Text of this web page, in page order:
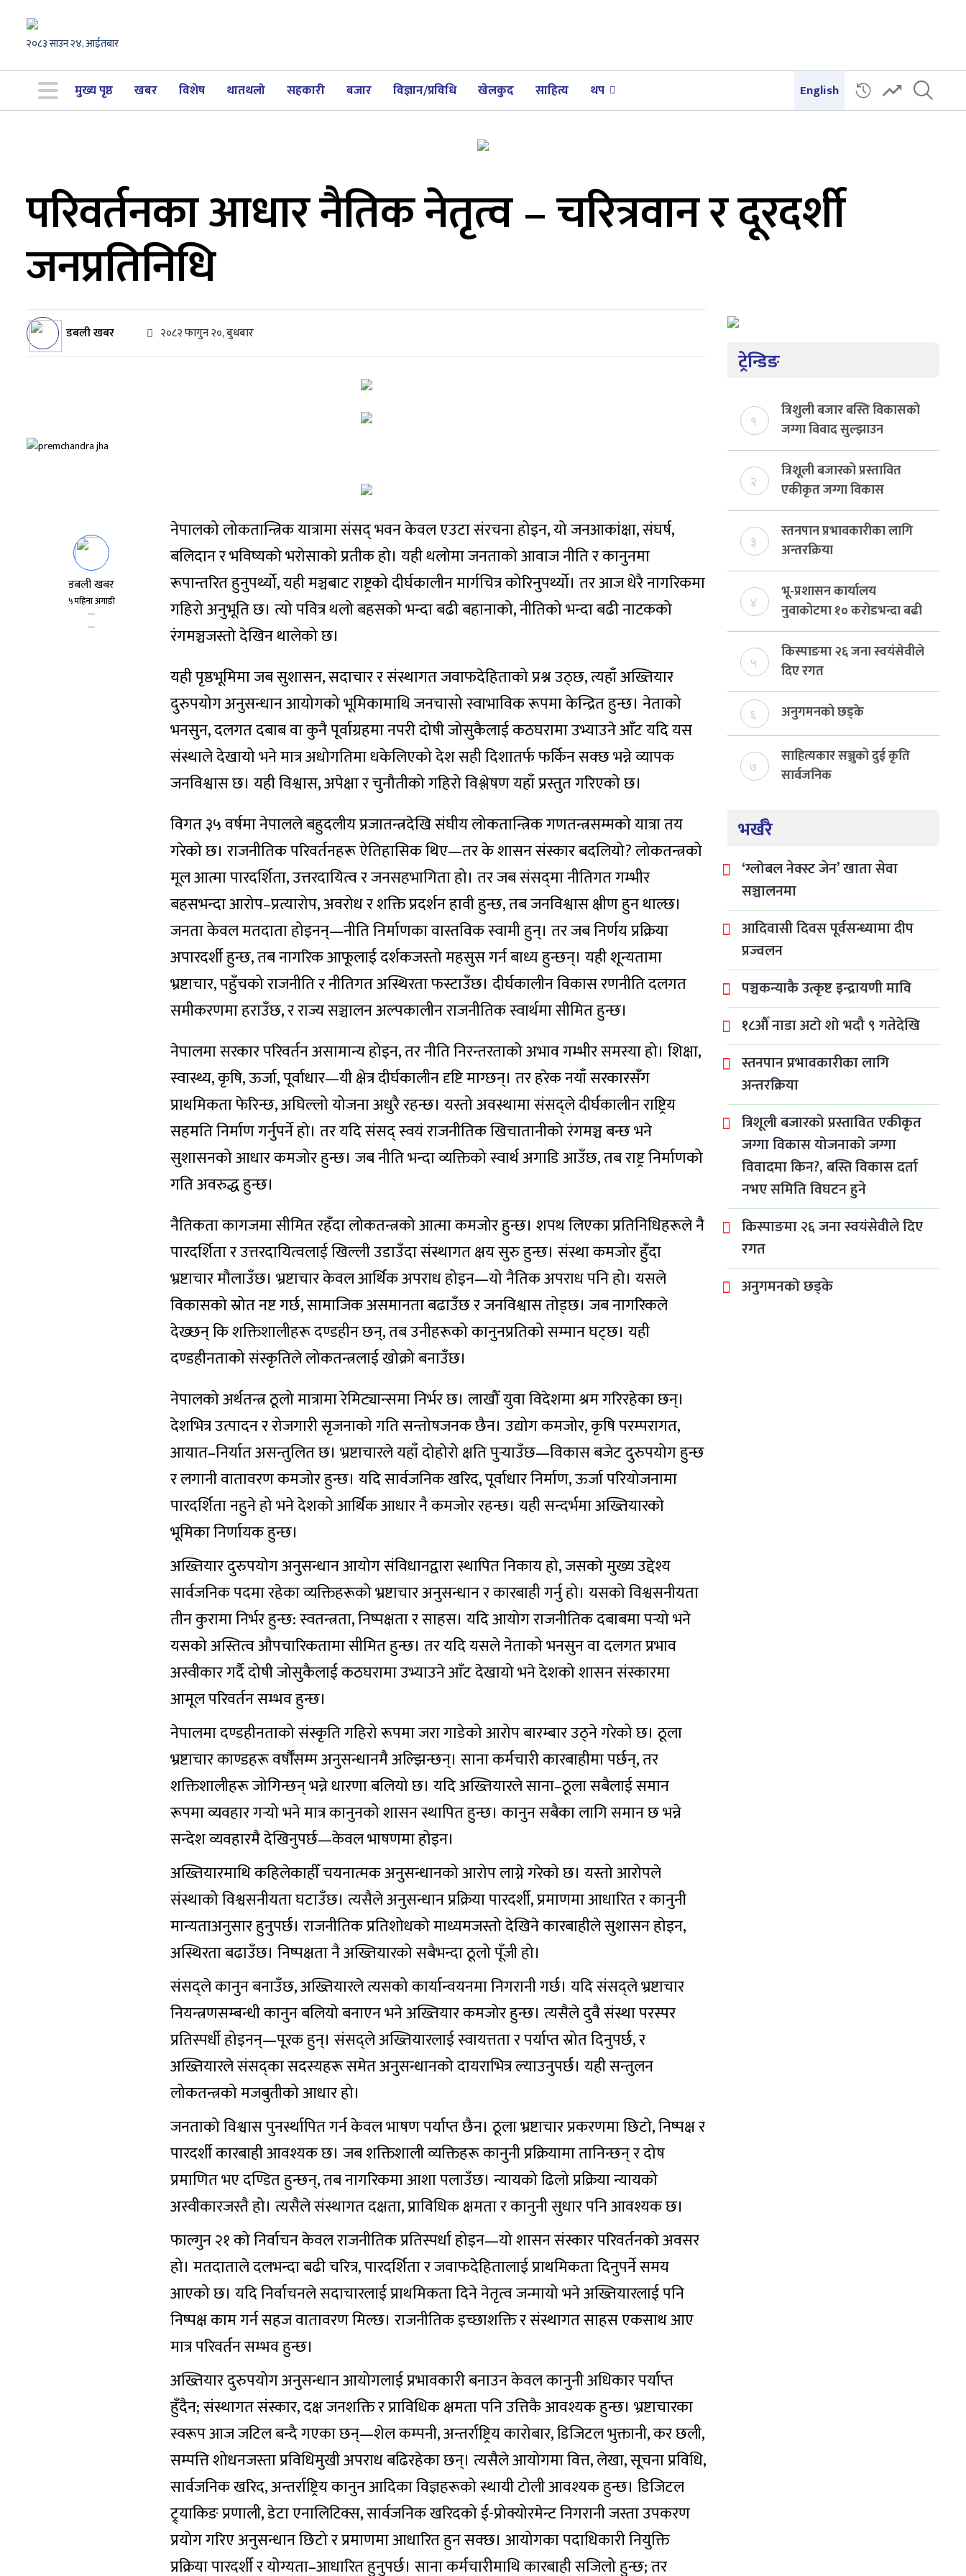
२०८३ साउन २४, आईतबार
मुख्य पृष्ठ खबर विशेष थातथलो सहकारी बजार विज्ञान/प्रविधि खेलकुद साहित्य थप English
परिवर्तनका आधार नैतिक नेतृत्व – चरित्रवान र दूरदर्शी
जनप्रतिनिधि
डबली खबर २०८२ फागुन २०, बुधबार
डबली खबर
५ महिना अगाडी
नेपालको लोकतान्त्रिक यात्रामा संसद् भवन केवल एउटा संरचना होइन, यो जनआकांक्षा, संघर्ष,
बलिदान र भविष्यको भरोसाको प्रतीक हो। यही थलोमा जनताको आवाज नीति र कानुनमा
रूपान्तरित हुनुपर्थ्यो, यही मञ्चबाट राष्ट्रको दीर्घकालीन मार्गचित्र कोरिनुपर्थ्यो। तर आज धेरै नागरिकमा
गहिरो अनुभूति छ। त्यो पवित्र थलो बहसको भन्दा बढी बहानाको, नीतिको भन्दा बढी नाटकको
रंगमञ्चजस्तो देखिन थालेको छ।
यही पृष्ठभूमिमा जब सुशासन, सदाचार र संस्थागत जवाफदेहिताको प्रश्न उठ्छ, त्यहाँ अख्तियार
दुरुपयोग अनुसन्धान आयोगको भूमिकामाथि जनचासो स्वाभाविक रूपमा केन्द्रित हुन्छ। नेताको
भनसुन, दलगत दबाब वा कुनै पूर्वाग्रहमा नपरी दोषी जोसुकैलाई कठघरामा उभ्याउने आँट यदि यस
संस्थाले देखायो भने मात्र अधोगतिमा धकेलिएको देश सही दिशातर्फ फर्किन सक्छ भन्ने व्यापक
जनविश्वास छ। यही विश्वास, अपेक्षा र चुनौतीको गहिरो विश्लेषण यहाँ प्रस्तुत गरिएको छ।
विगत ३५ वर्षमा नेपालले बहुदलीय प्रजातन्त्रदेखि संघीय लोकतान्त्रिक गणतन्त्रसम्मको यात्रा तय
गरेको छ। राजनीतिक परिवर्तनहरू ऐतिहासिक थिए—तर के शासन संस्कार बदलियो? लोकतन्त्रको
मूल आत्मा पारदर्शिता, उत्तरदायित्व र जनसहभागिता हो। तर जब संसद्‌मा नीतिगत गम्भीर
बहसभन्दा आरोप–प्रत्यारोप, अवरोध र शक्ति प्रदर्शन हावी हुन्छ, तब जनविश्वास क्षीण हुन थाल्छ।
जनता केवल मतदाता होइनन्—नीति निर्माणका वास्तविक स्वामी हुन्। तर जब निर्णय प्रक्रिया
अपारदर्शी हुन्छ, तब नागरिक आफूलाई दर्शकजस्तो महसुस गर्न बाध्य हुन्छन्। यही शून्यतामा
भ्रष्टाचार, पहुँचको राजनीति र नीतिगत अस्थिरता फस्टाउँछ। दीर्घकालीन विकास रणनीति दलगत
समीकरणमा हराउँछ, र राज्य सञ्चालन अल्पकालीन राजनीतिक स्वार्थमा सीमित हुन्छ।
नेपालमा सरकार परिवर्तन असामान्य होइन, तर नीति निरन्तरताको अभाव गम्भीर समस्या हो। शिक्षा,
स्वास्थ्य, कृषि, ऊर्जा, पूर्वाधार—यी क्षेत्र दीर्घकालीन दृष्टि माग्छन्। तर हरेक नयाँ सरकारसँग
प्राथमिकता फेरिन्छ, अघिल्लो योजना अधुरै रहन्छ। यस्तो अवस्थामा संसद्‌ले दीर्घकालीन राष्ट्रिय
सहमति निर्माण गर्नुपर्ने हो। तर यदि संसद्‌ स्वयं राजनीतिक खिचातानीको रंगमञ्च बन्छ भने
सुशासनको आधार कमजोर हुन्छ। जब नीति भन्दा व्यक्तिको स्वार्थ अगाडि आउँछ, तब राष्ट्र निर्माणको
गति अवरुद्ध हुन्छ।
नैतिकता कागजमा सीमित रहँदा लोकतन्त्रको आत्मा कमजोर हुन्छ। शपथ लिएका प्रतिनिधिहरूले नै
पारदर्शिता र उत्तरदायित्वलाई खिल्ली उडाउँदा संस्थागत क्षय सुरु हुन्छ। संस्था कमजोर हुँदा
भ्रष्टाचार मौलाउँछ। भ्रष्टाचार केवल आर्थिक अपराध होइन—यो नैतिक अपराध पनि हो। यसले
विकासको स्रोत नष्ट गर्छ, सामाजिक असमानता बढाउँछ र जनविश्वास तोड्छ। जब नागरिकले
देख्छन् कि शक्तिशालीहरू दण्डहीन छन्, तब उनीहरूको कानुनप्रतिको सम्मान घट्छ। यही
दण्डहीनताको संस्कृतिले लोकतन्त्रलाई खोक्रो बनाउँछ।
नेपालको अर्थतन्त्र ठूलो मात्रामा रेमिट्यान्समा निर्भर छ। लाखौँ युवा विदेशमा श्रम गरिरहेका छन्।
देशभित्र उत्पादन र रोजगारी सृजनाको गति सन्तोषजनक छैन। उद्योग कमजोर, कृषि परम्परागत,
आयात–निर्यात असन्तुलित छ। भ्रष्टाचारले यहाँ दोहोरो क्षति पुर्‍याउँछ—विकास बजेट दुरुपयोग हुन्छ
र लगानी वातावरण कमजोर हुन्छ। यदि सार्वजनिक खरिद, पूर्वाधार निर्माण, ऊर्जा परियोजनामा
पारदर्शिता नहुने हो भने देशको आर्थिक आधार नै कमजोर रहन्छ। यही सन्दर्भमा अख्तियारको
भूमिका निर्णायक हुन्छ।
अख्तियार दुरुपयोग अनुसन्धान आयोग संविधानद्वारा स्थापित निकाय हो, जसको मुख्य उद्देश्य
सार्वजनिक पदमा रहेका व्यक्तिहरूको भ्रष्टाचार अनुसन्धान र कारबाही गर्नु हो। यसको विश्वसनीयता
तीन कुरामा निर्भर हुन्छ: स्वतन्त्रता, निष्पक्षता र साहस। यदि आयोग राजनीतिक दबाबमा पर्‍यो भने
यसको अस्तित्व औपचारिकतामा सीमित हुन्छ। तर यदि यसले नेताको भनसुन वा दलगत प्रभाव
अस्वीकार गर्दै दोषी जोसुकैलाई कठघरामा उभ्याउने आँट देखायो भने देशको शासन संस्कारमा
आमूल परिवर्तन सम्भव हुन्छ।
नेपालमा दण्डहीनताको संस्कृति गहिरो रूपमा जरा गाडेको आरोप बारम्बार उठ्ने गरेको छ। ठूला
भ्रष्टाचार काण्डहरू वर्षौँसम्म अनुसन्धानमै अल्झिन्छन्। साना कर्मचारी कारबाहीमा पर्छन्, तर
शक्तिशालीहरू जोगिन्छन् भन्ने धारणा बलियो छ। यदि अख्तियारले साना–ठूला सबैलाई समान
रूपमा व्यवहार गर्‍यो भने मात्र कानुनको शासन स्थापित हुन्छ। कानुन सबैका लागि समान छ भन्ने
सन्देश व्यवहारमै देखिनुपर्छ—केवल भाषणमा होइन।
अख्तियारमाथि कहिलेकाहीँ चयनात्मक अनुसन्धानको आरोप लाग्ने गरेको छ। यस्तो आरोपले
संस्थाको विश्वसनीयता घटाउँछ। त्यसैले अनुसन्धान प्रक्रिया पारदर्शी, प्रमाणमा आधारित र कानुनी
मान्यताअनुसार हुनुपर्छ। राजनीतिक प्रतिशोधको माध्यमजस्तो देखिने कारबाहीले सुशासन होइन,
अस्थिरता बढाउँछ। निष्पक्षता नै अख्तियारको सबैभन्दा ठूलो पूँजी हो।
संसद्‌ले कानुन बनाउँछ, अख्तियारले त्यसको कार्यान्वयनमा निगरानी गर्छ। यदि संसद्‌ले भ्रष्टाचार
नियन्त्रणसम्बन्धी कानुन बलियो बनाएन भने अख्तियार कमजोर हुन्छ। त्यसैले दुवै संस्था परस्पर
प्रतिस्पर्धी होइनन्—पूरक हुन्। संसद्‌ले अख्तियारलाई स्वायत्तता र पर्याप्त स्रोत दिनुपर्छ, र
अख्तियारले संसद्‌का सदस्यहरू समेत अनुसन्धानको दायराभित्र ल्याउनुपर्छ। यही सन्तुलन
लोकतन्त्रको मजबुतीको आधार हो।
जनताको विश्वास पुनर्स्थापित गर्न केवल भाषण पर्याप्त छैन। ठूला भ्रष्टाचार प्रकरणमा छिटो, निष्पक्ष र
पारदर्शी कारबाही आवश्यक छ। जब शक्तिशाली व्यक्तिहरू कानुनी प्रक्रियामा तानिन्छन् र दोष
प्रमाणित भए दण्डित हुन्छन्, तब नागरिकमा आशा पलाउँछ। न्यायको ढिलो प्रक्रिया न्यायको
अस्वीकारजस्तै हो। त्यसैले संस्थागत दक्षता, प्राविधिक क्षमता र कानुनी सुधार पनि आवश्यक छ।
फाल्गुन २१ को निर्वाचन केवल राजनीतिक प्रतिस्पर्धा होइन—यो शासन संस्कार परिवर्तनको अवसर
हो। मतदाताले दलभन्दा बढी चरित्र, पारदर्शिता र जवाफदेहितालाई प्राथमिकता दिनुपर्ने समय
आएको छ। यदि निर्वाचनले सदाचारलाई प्राथमिकता दिने नेतृत्व जन्मायो भने अख्तियारलाई पनि
निष्पक्ष काम गर्न सहज वातावरण मिल्छ। राजनीतिक इच्छाशक्ति र संस्थागत साहस एकसाथ आए
मात्र परिवर्तन सम्भव हुन्छ।
अख्तियार दुरुपयोग अनुसन्धान आयोगलाई प्रभावकारी बनाउन केवल कानुनी अधिकार पर्याप्त
हुँदैन; संस्थागत संस्कार, दक्ष जनशक्ति र प्राविधिक क्षमता पनि उत्तिकै आवश्यक हुन्छ। भ्रष्टाचारका
स्वरूप आज जटिल बन्दै गएका छन्—शेल कम्पनी, अन्तर्राष्ट्रिय कारोबार, डिजिटल भुक्तानी, कर छली,
सम्पत्ति शोधनजस्ता प्रविधिमुखी अपराध बढिरहेका छन्। त्यसैले आयोगमा वित्त, लेखा, सूचना प्रविधि,
सार्वजनिक खरिद, अन्तर्राष्ट्रिय कानुन आदिका विज्ञहरूको स्थायी टोली आवश्यक हुन्छ। डिजिटल
ट्र्याकिङ प्रणाली, डेटा एनालिटिक्स, सार्वजनिक खरिदको ई-प्रोक्योरमेन्ट निगरानी जस्ता उपकरण
प्रयोग गरिए अनुसन्धान छिटो र प्रमाणमा आधारित हुन सक्छ। आयोगका पदाधिकारी नियुक्ति
प्रक्रिया पारदर्शी र योग्यता–आधारित हुनुपर्छ। साना कर्मचारीमाथि कारबाही सजिलो हुन्छ; तर
ट्रेन्डिङ
१
त्रिशुली बजार बस्ति विकासको
जग्गा विवाद सुल्झाउन
संयोजक तोकियो
२
त्रिशूली बजारको प्रस्तावित
एकीकृत जग्गा विकास
योजनाको जग्गा विवादमा
किन?, बस्ति विकास दर्ता नभए
समिति विघटन हुने
३
स्तनपान प्रभावकारीका लागि
अन्तरक्रिया
४
भू-प्रशासन कार्यालय
नुवाकोटमा १० करोडभन्दा बढी
राजस्व संकलन, ७४ प्रतिशत
बेरुजु फर्छयौट
५
किस्पाङमा २६ जना स्वयंसेवीले
दिए रगत
६ अनुगमनको छड्के
७
साहित्यकार सञ्जुको दुई कृति
सार्वजनिक
भर्खरै
‘ग्लोबल नेक्स्ट जेन’ खाता सेवा
सञ्चालनमा
आदिवासी दिवस पूर्वसन्ध्यामा दीप
प्रज्वलन
पञ्चकन्याकै उत्कृष्ट इन्द्रायणी मावि
१८औँ नाडा अटो शो भदौ ९ गतेदेखि
स्तनपान प्रभावकारीका लागि
अन्तरक्रिया
त्रिशूली बजारको प्रस्तावित एकीकृत
जग्गा विकास योजनाको जग्गा
विवादमा किन?, बस्ति विकास दर्ता
नभए समिति विघटन हुने
किस्पाङमा २६ जना स्वयंसेवीले दिए
रगत
अनुगमनको छड्के